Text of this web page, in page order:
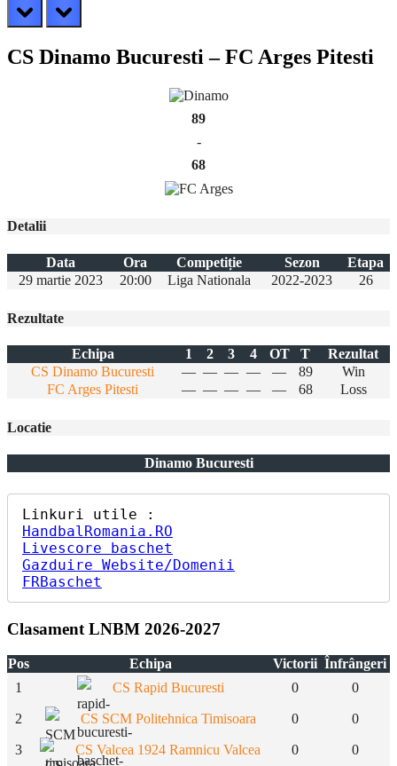
prev next
CS Dinamo Bucuresti – FC Arges Pitesti
89
-
68
Detalii
Data Ora Competiție Sezon
Etapa
29 martie 2023
20:00 Liga Nationala 2022-2023 26
Rezultate
Echipa 1 2 3 4 OT T
Rezultat
CS Dinamo Bucuresti
— — — — — 89
Win
FC Arges Pitesti
— — — — — 68 Loss
Locatie
Dinamo Bucuresti
HandbalRomania.RO
Livescore baschet
Gazduire Website/Domenii
FRBaschet
Clasament LNBM 2026-2027
Pos Echipa Victorii Înfrângeri
1
CS Rapid Bucuresti 0 0
2 CS SCM Politehnica Timisoara 0 0
3 CS Valcea 1924 Ramnicu Valcea 0 0